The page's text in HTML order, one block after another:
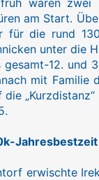
waren zwei
am Start.
für die rund
unter die
gesamt-12. und
mit
die
erwischte